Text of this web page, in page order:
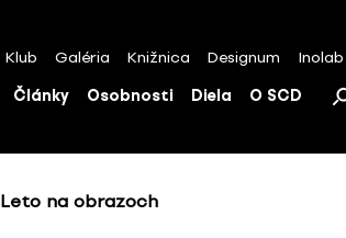
Klub Galéria Knižnica Designum Inolab
Články Osobnosti Diela O SCD
na obrazoch